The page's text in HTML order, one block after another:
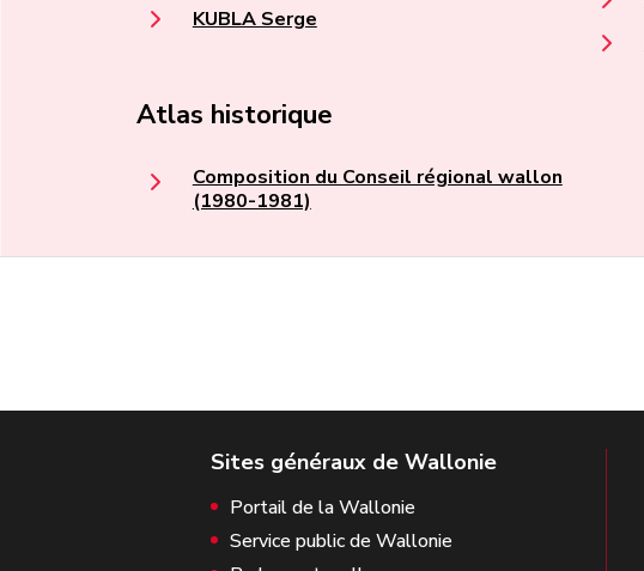
KUBLA Serge
Atlas historique
Composition du Conseil régional wallon
(1980-1981)
Portail de la Wallonie
Service public de Wallonie